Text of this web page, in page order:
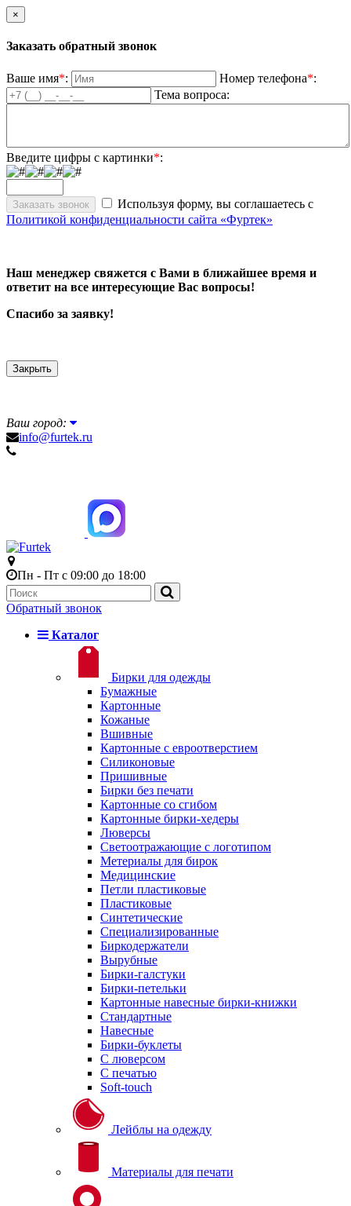
×
Заказать обратный звонок
Ваше имя*: Номер телефона*:
Тема вопроса:
Введите цифры с картинки*:
Используя форму, вы соглашаетесь с
Политикой конфиденциальности сайта «Фуртек»
Наш менеджер свяжется с Вами в ближайшее время и
ответит на все интересующие Вас вопросы!
Спасибо за заявку!
Закрыть
Ваш город:
info@furtek.ru
Пн - Пт с 09:00 до 18:00
Обратный звонок
Каталог
Бирки для одежды
Бумажные
Картонные
Кожаные
Вшивные
Картонные с евроотверстием
Силиконовые
Пришивные
Бирки без печати
Картонные со сгибом
Картонные бирки-хедеры
Люверсы
Светоотражающие с логотипом
Метериалы для бирок
Медицинские
Петли пластиковые
Пластиковые
Синтетические
Специализированные
Биркодержатели
Вырубные
Бирки-галстуки
Бирки-петельки
Картонные навесные бирки-книжки
Стандартные
Навесные
Бирки-буклеты
С люверсом
С печатью
Soft-touch
Лейблы на одежду
Материалы для печати